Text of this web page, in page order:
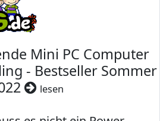
Mini PC Computer
- Bestseller Sommer
lesen